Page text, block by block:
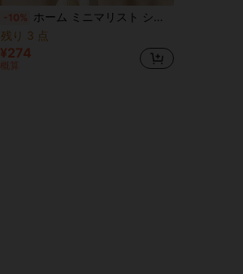
-10% ホーム ミニマリスト シンプル 歯ブラシホルダー 穴あけ不要 電動歯ブラシ・一般歯ブラシ収納ラック 壁掛け式 バスルーム歯ブラシオーガナイザー シンプルで便利
残り 3 点
¥274
概算